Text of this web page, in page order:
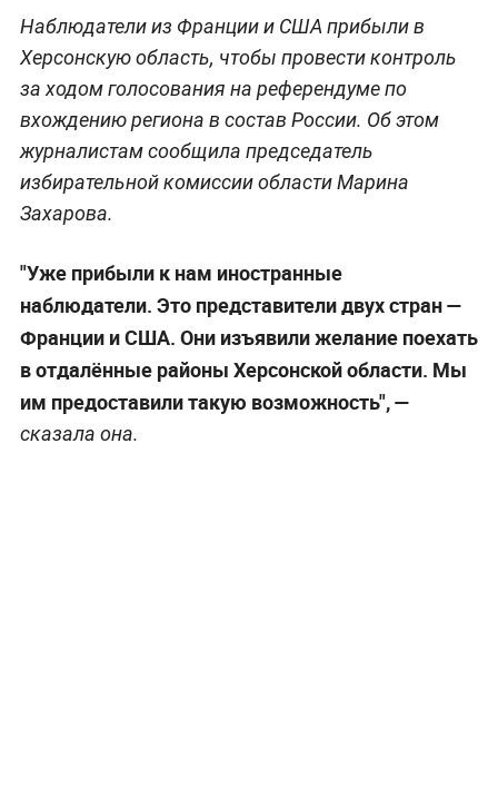
Наблюдатели из Франции и США прибыли в
Херсонскую область, чтобы провести контроль
за ходом голосования на референдуме по
вхождению региона в состав России. Об этом
журналистам сообщила председатель
избирательной комиссии области Марина
Захарова.
"Уже прибыли к нам иностранные
наблюдатели. Это представители двух стран —
Франции и США. Они изъявили желание поехать
в отдалённые районы Херсонской области. Мы
им предоставили такую возможность", —
сказала она.